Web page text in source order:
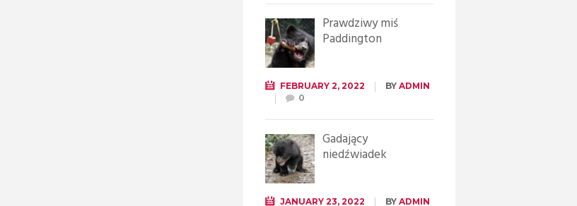
Prawdziwy miś
Paddington
FEBRUARY 2, 2022 BY ADMIN
0
Gadający
niedźwiadek
JANUARY 23, 2022 BY ADMIN